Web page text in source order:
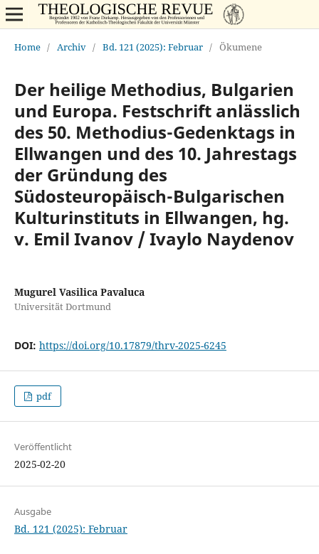
Home / Archiv / Bd. 121 (2025): Februar / Ökumene
Der heilige Methodius, Bulgarien
und Europa. Festschrift anlässlich
des 50. Methodius-Gedenktags in
Ellwangen und des 10. Jahrestags
der Gründung des
Südosteuropäisch-Bulgarischen
Kulturinstituts in Ellwangen, hg.
v. Emil Ivanov / Ivaylo Naydenov
Mugurel Vasilica Pavaluca
Universität Dortmund
DOI: https://doi.org/10.17879/thrv-2025-6245
pdf
Veröffentlicht
2025-02-20
Ausgabe
Bd. 121 (2025): Februar